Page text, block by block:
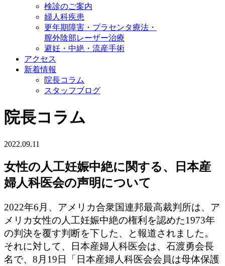
検診のご案内
婦人科疾患
更年期障害・プラセンタ療法・
膣外陰部レーザー治療
避妊・中絶・流産手術
アクセス
新着情報
院長コラム
スタッフブログ
院長コラム
2022.09.11
女性の人工妊娠中絶に関する、日本産
婦人科医会の声明について
2022年6月、アメリカ合衆国連邦最高裁判所は、ア
メリカ女性の人工妊娠中絶の権利を認めた1973年
の判決を覆す判断を下した、と報道されました。
それに対して、日本産婦人科医会は、石渡勇会長
名で、8月19日「日本産婦人科医会会員は母体保護